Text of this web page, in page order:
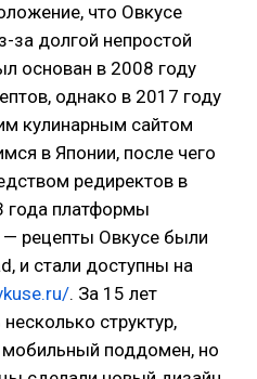
что Овкусе
за долгой непростой
основан в 2008 году
однако в 2017 году
кулинарным сайтом
в Японии, после чего
редиректов в
года платформы
— рецепты Овкусе были
и стали доступны на
. За 15 лет
структур,
поддомен, но